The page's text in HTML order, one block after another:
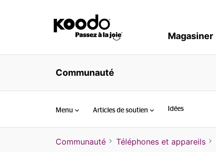
Magasiner
Communauté
Menu Articles de soutien Idées
Communauté Téléphones et appareils